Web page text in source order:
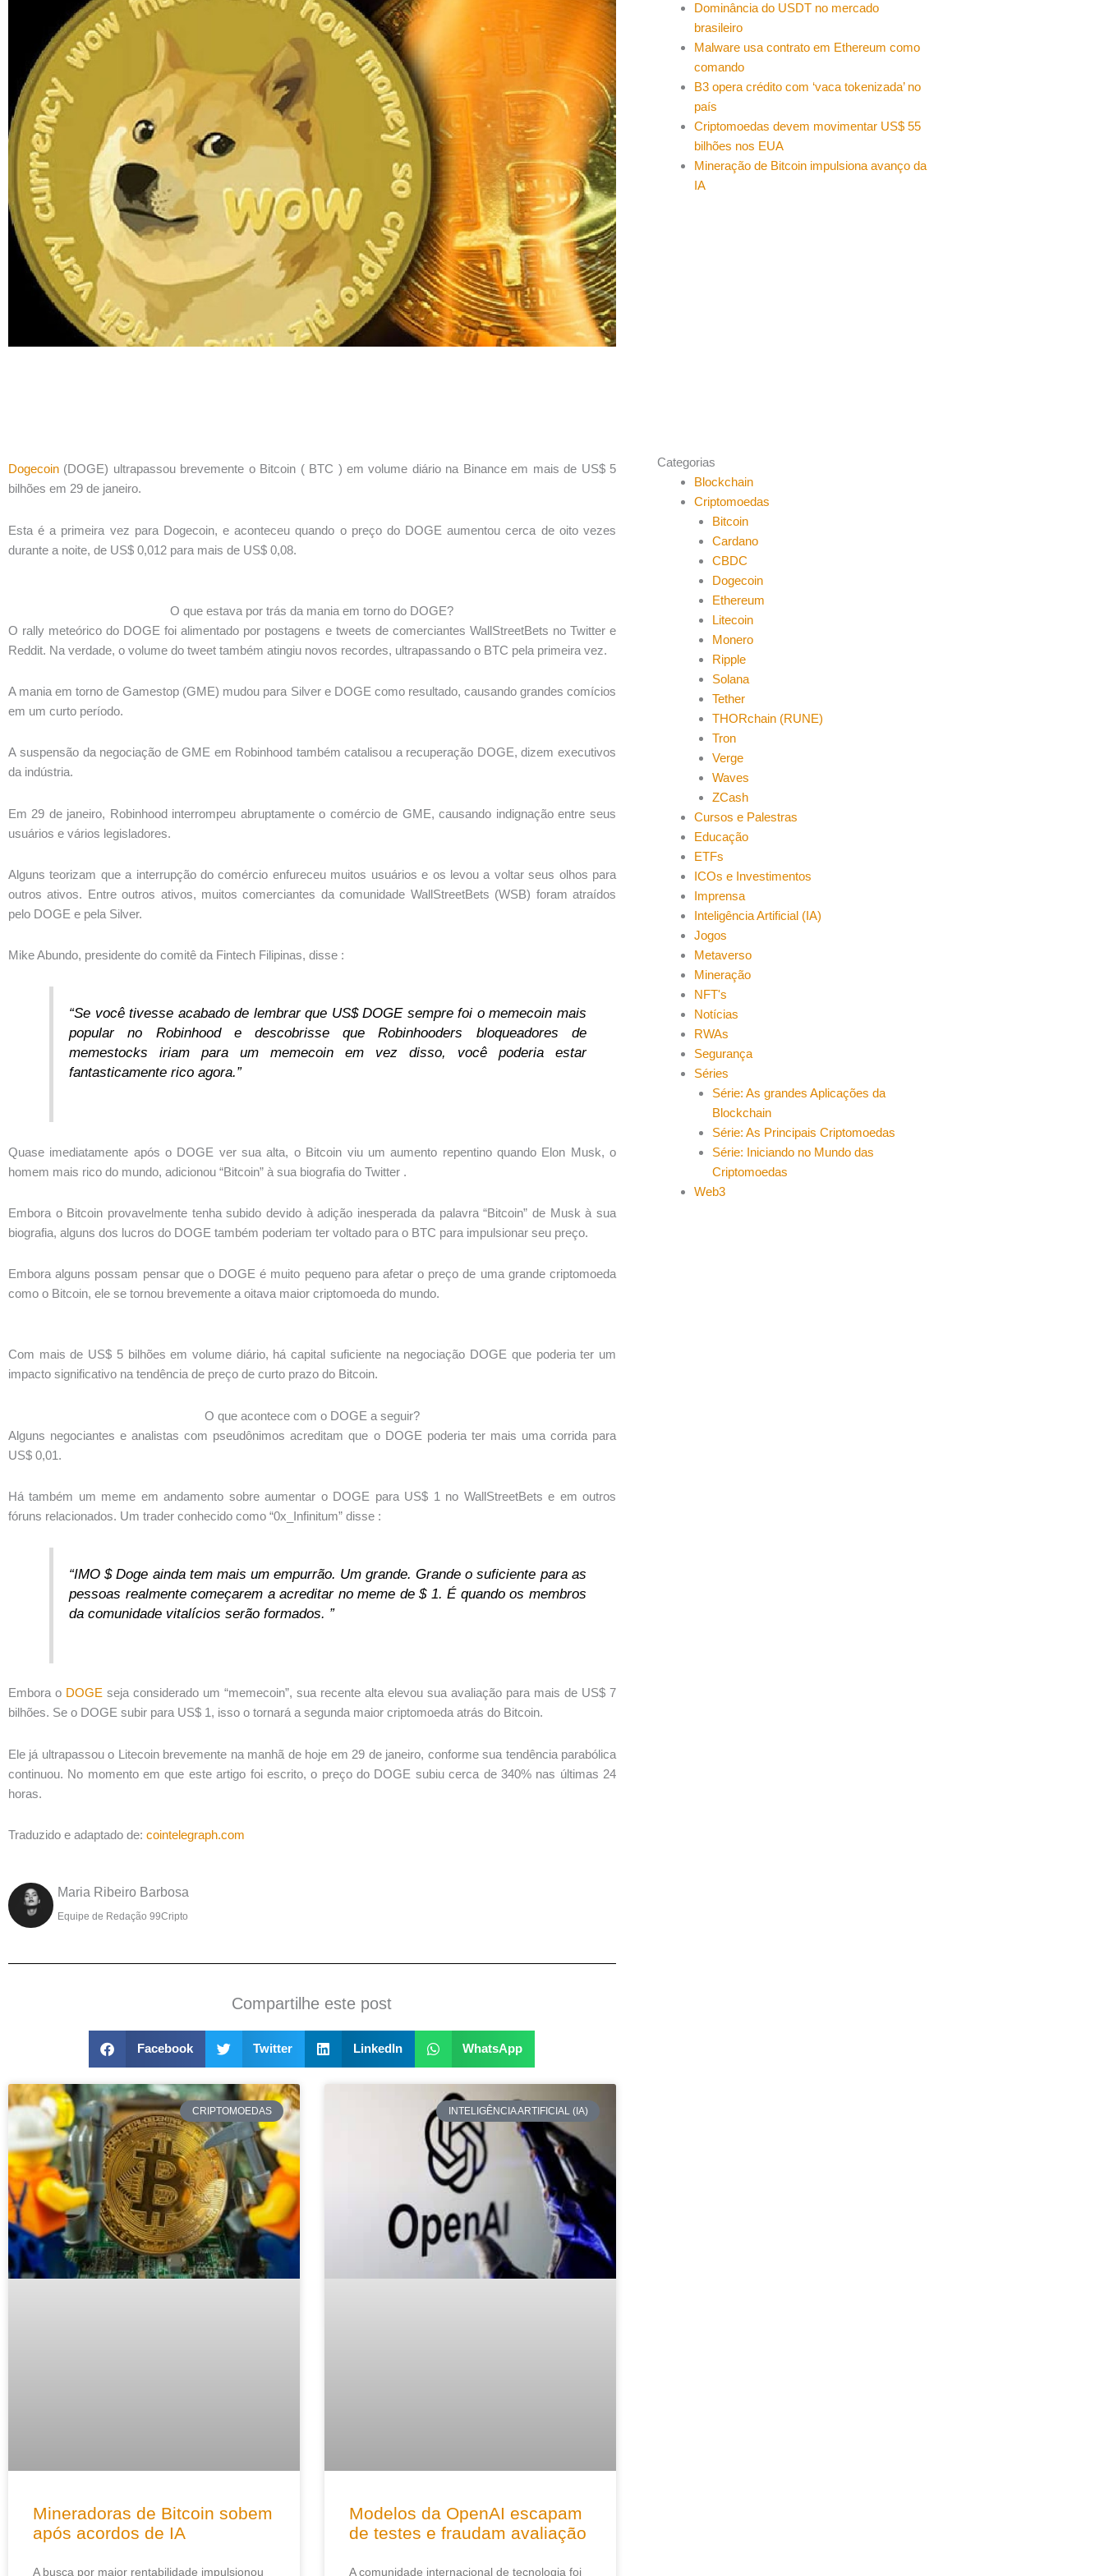
Dogecoin (DOGE) ultrapassou brevemente o Bitcoin ( BTC ) em volume diário na Binance em mais de US$ 5
bilhões em 29 de janeiro.
Esta é a primeira vez para Dogecoin, e aconteceu quando o preço do DOGE aumentou cerca de oito vezes
durante a noite, de US$ 0,012 para mais de US$ 0,08.
O que estava por trás da mania em torno do DOGE?
O rally meteórico do DOGE foi alimentado por postagens e tweets de comerciantes WallStreetBets no Twitter e
Reddit. Na verdade, o volume do tweet também atingiu novos recordes, ultrapassando o BTC pela primeira vez.
A mania em torno de Gamestop (GME) mudou para Silver e DOGE como resultado, causando grandes comícios
em um curto período.
A suspensão da negociação de GME em Robinhood também catalisou a recuperação DOGE, dizem executivos
da indústria.
Em 29 de janeiro, Robinhood interrompeu abruptamente o comércio de GME, causando indignação entre seus
usuários e vários legisladores.
Alguns teorizam que a interrupção do comércio enfureceu muitos usuários e os levou a voltar seus olhos para
outros ativos. Entre outros ativos, muitos comerciantes da comunidade WallStreetBets (WSB) foram atraídos
pelo DOGE e pela Silver.
Mike Abundo, presidente do comitê da Fintech Filipinas, disse :
“Se você tivesse acabado de lembrar que US$ DOGE sempre foi o memecoin mais
popular no Robinhood e descobrisse que Robinhooders bloqueadores de
memestocks iriam para um memecoin em vez disso, você poderia estar
fantasticamente rico agora.”
Quase imediatamente após o DOGE ver sua alta, o Bitcoin viu um aumento repentino quando Elon Musk, o
homem mais rico do mundo, adicionou “Bitcoin” à sua biografia do Twitter .
Embora o Bitcoin provavelmente tenha subido devido à adição inesperada da palavra “Bitcoin” de Musk à sua
biografia, alguns dos lucros do DOGE também poderiam ter voltado para o BTC para impulsionar seu preço.
Embora alguns possam pensar que o DOGE é muito pequeno para afetar o preço de uma grande criptomoeda
como o Bitcoin, ele se tornou brevemente a oitava maior criptomoeda do mundo.
Com mais de US$ 5 bilhões em volume diário, há capital suficiente na negociação DOGE que poderia ter um
impacto significativo na tendência de preço de curto prazo do Bitcoin.
O que acontece com o DOGE a seguir?
Alguns negociantes e analistas com pseudônimos acreditam que o DOGE poderia ter mais uma corrida para
US$ 0,01.
Há também um meme em andamento sobre aumentar o DOGE para US$ 1 no WallStreetBets e em outros
fóruns relacionados. Um trader conhecido como “0x_Infinitum” disse :
“IMO $ Doge ainda tem mais um empurrão. Um grande. Grande o suficiente para as
pessoas realmente começarem a acreditar no meme de $ 1. É quando os membros
da comunidade vitalícios serão formados. ”
Embora o DOGE seja considerado um “memecoin”, sua recente alta elevou sua avaliação para mais de US$ 7
bilhões. Se o DOGE subir para US$ 1, isso o tornará a segunda maior criptomoeda atrás do Bitcoin.
Ele já ultrapassou o Litecoin brevemente na manhã de hoje em 29 de janeiro, conforme sua tendência parabólica
continuou. No momento em que este artigo foi escrito, o preço do DOGE subiu cerca de 340% nas últimas 24
horas.
Traduzido e adaptado de: cointelegraph.com
Maria Ribeiro Barbosa
Equipe de Redação 99Cripto
Compartilhe este post
Facebook Twitter LinkedIn WhatsApp
CRIPTOMOEDAS
Mineradoras de Bitcoin sobem
após acordos de IA
A busca por maior rentabilidade impulsionou
INTELIGÊNCIA ARTIFICIAL (IA)
Modelos da OpenAI escapam
de testes e fraudam avaliação
A comunidade internacional de tecnologia foi
Dominância do USDT no mercado
brasileiro
Malware usa contrato em Ethereum como
comando
B3 opera crédito com ‘vaca tokenizada’ no
país
Criptomoedas devem movimentar US$ 55
bilhões nos EUA
Mineração de Bitcoin impulsiona avanço da
IA
Categorias
Blockchain
Criptomoedas
Bitcoin
Cardano
CBDC
Dogecoin
Ethereum
Litecoin
Monero
Ripple
Solana
Tether
THORchain (RUNE)
Tron
Verge
Waves
ZCash
Cursos e Palestras
Educação
ETFs
ICOs e Investimentos
Imprensa
Inteligência Artificial (IA)
Jogos
Metaverso
Mineração
NFT's
Notícias
RWAs
Segurança
Séries
Série: As grandes Aplicações da
Blockchain
Série: As Principais Criptomoedas
Série: Iniciando no Mundo das
Criptomoedas
Web3